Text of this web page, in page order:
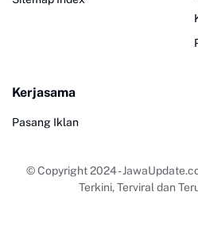
Kerjasama
Pasang Iklan
© Copyright 2024-
Terkini, Terviral dan